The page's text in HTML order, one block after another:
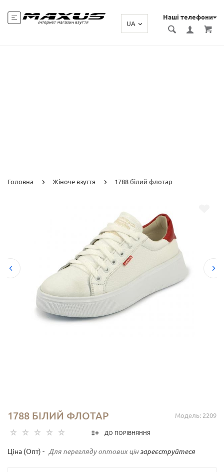
Наші телефони
UA
Головна Жіноче взуття 1788 білий флотар
Модель: 2209
1788 БІЛИЙ ФЛОТАР
ДО ПОРІВНЯННЯ
Ціна (Опт) - Для перегляду оптових цін зареєструйтеся